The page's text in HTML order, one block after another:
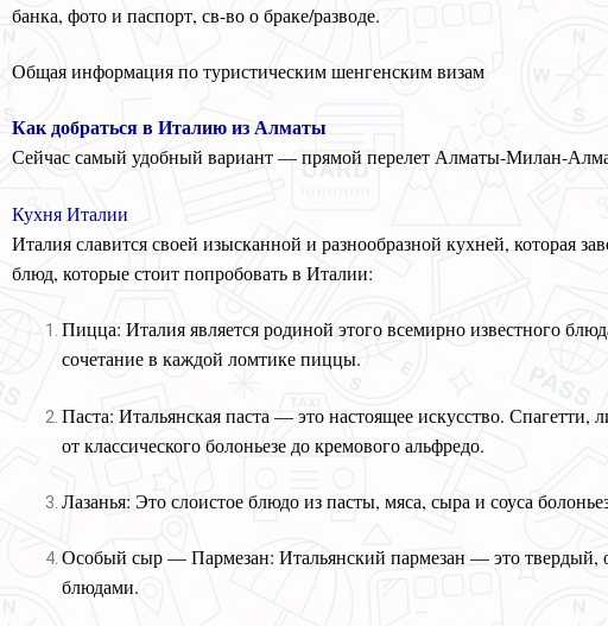
банка, фото и паспорт, св-во о браке/разводе.
Общая информация по туристическим шенгенским визам
Как добраться в Италию из Алматы
Сейчас самый удобный вариант — прямой перелет Алматы-Милан-
Кухня Италии
Италия славится своей изысканной и разнообразной кухней, которая
блюд, которые стоит попробовать в Италии:
Пицца: Италия является родиной этого всемирно известного
сочетание в каждой ломтике пиццы.
Паста: Итальянская паста — это настоящее искусство.
от классического болоньезе до кремового альфредо.
Лазанья: Это слоистое блюдо из пасты, мяса, сыра и соуса
Особый сыр — Пармезан: Итальянский пармезан — это твердый,
блюдами.